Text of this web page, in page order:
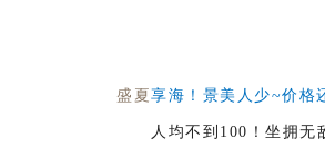
盛夏享海！景美人少~价格
人均不到100！坐拥无